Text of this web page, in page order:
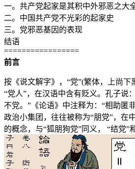
一。共产党起家是其积中外邪恶之大
二。中国共产党不光彩的起家史
三。党邪恶基因的表现
结语
=================
前言
按《说文解字》，“党”(繁体，上尚下
“党人”，在汉语中含有贬义。孔子说
不党。”《论语》中注释为：“相助匿
政治小集团，往往被称为“朋党”，在
的概念，与“狐朋狗党”同义， “结党”